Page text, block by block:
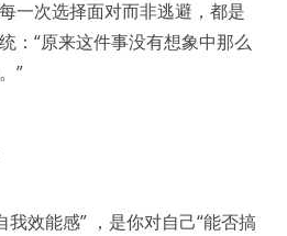
一次选择面对而非逃避，都是
：“原来这件事没有想象中那么
”
我效能感” ，是你对自己“能否搞